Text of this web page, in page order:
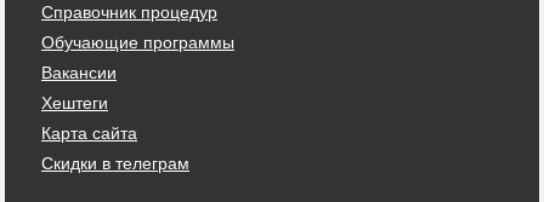
Справочник процедур
Обучающие программы
Вакансии
Хештеги
Карта сайта
Скидки в телеграм